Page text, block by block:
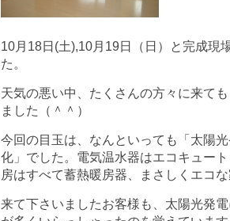
10月18日(土),10月19日（日）と完成現
た。
天気の悪い中、たくさんの方々に来て
ました（＾＾）
今回の目玉は、なんといっても「太陽
化」でした。電気温水器はエコキュー
房はすべて蓄熱暖房器、まさしくエコ
来て下さいましたお客様も、太陽光発